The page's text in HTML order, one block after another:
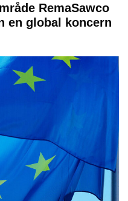
RemaSawco
en global koncern